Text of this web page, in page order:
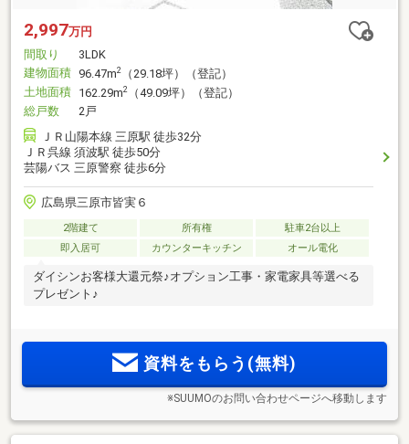
2,997万円
間取り
3LDK
建物面積 96.47m2
（29.18坪）（登記）
土地面積 162.29m2
（49.09坪）（登記）
総戸数
2戸
ＪＲ山陽本線 三原駅 徒歩32分
ＪＲ呉線 須波駅 徒歩50分
芸陽バス 三原警察 徒歩6分
広島県三原市皆実６
2階建て 所有権
駐車2台以上
即入居可
カウンターキッチン オール電化
ダイシンお客様大還元祭♪オプション工事・家電家具等選べる
プレゼント♪
資料をもらう(無料)
※SUUMOのお問い合わせページへ移動します